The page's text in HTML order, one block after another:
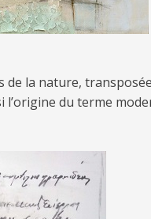
de la nature,
du terme